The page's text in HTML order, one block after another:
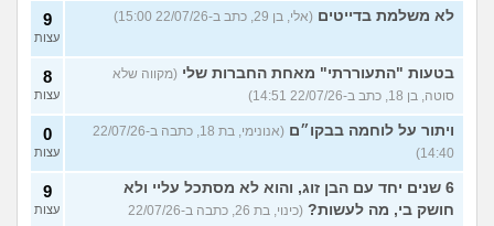
לא משלמת בדייטים (אלי, בן 29, כתב ב-22/07/26 15:00) 9
עצות
בטעות "התעוררתי" מאחת החברות שלי (מקווה שלא
סוטה, בן 18, כתב ב-22/07/26 14:51)
8
עצות
ויתור על לוחמה בבקו״ם
(אנונימי, בת 18, כתבה ב-22/07/26
14:40)
0
עצות
6 שנים יחד עם הבן זוג, והוא לא מסתכל עליי ולא
חושק בי, מה לעשות?
(כינוי, בת 26, כתבה ב-22/07/26
9
עצות